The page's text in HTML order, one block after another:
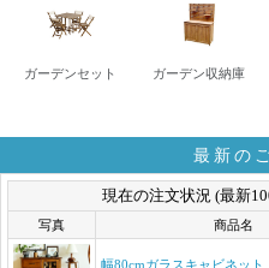
ガーデンセット ガーデン収納庫
最新の